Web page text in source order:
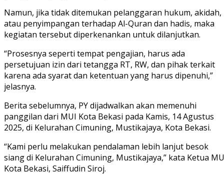
Namun, jika tidak ditemukan pelanggaran hukum, akidah,
atau penyimpangan terhadap Al-Quran dan hadis, maka
kegiatan tersebut diperkenankan untuk dilanjutkan.
“Prosesnya seperti tempat pengajian, harus ada
persetujuan izin dari tetangga RT, RW, dan pihak terkait
karena ada syarat dan ketentuan yang harus dipenuhi,”
jelasnya.
Berita sebelumnya, PY dijadwalkan akan memenuhi
panggilan dari MUI Kota Bekasi pada Kamis, 14 Agustus
2025, di Kelurahan Cimuning, Mustikajaya, Kota Bekasi.
“Kami perlu melakukan pendalaman lebih lanjut besok
siang di Kelurahan Cimuning, Mustikajaya,” kata Ketua
Kota Bekasi, Saiffudin Siroj.